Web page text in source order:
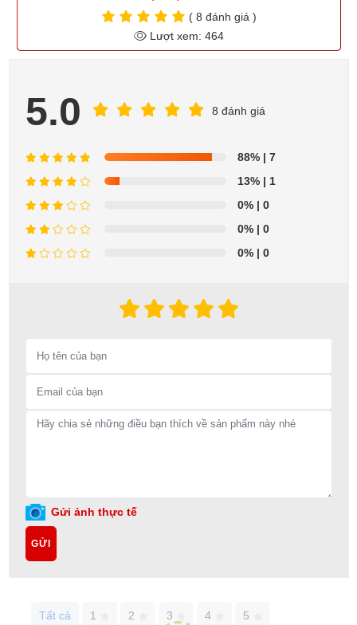
( 8 đánh giá )
Lượt xem: 464
5.0 8 đánh giá
88% | 7
13% | 1
0% | 0
0% | 0
0% | 0
Gửi ảnh thực tế
GỬI
Tất cả 1 2 3 4 5